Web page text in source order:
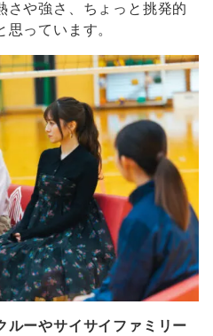
さや強さ、ちょっと挑発的
っています。
ーやサイサイファミリー